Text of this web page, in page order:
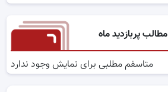
مطالب پربازدید ماه
متاسفم مطلبی برای نمایش وجود ندارد